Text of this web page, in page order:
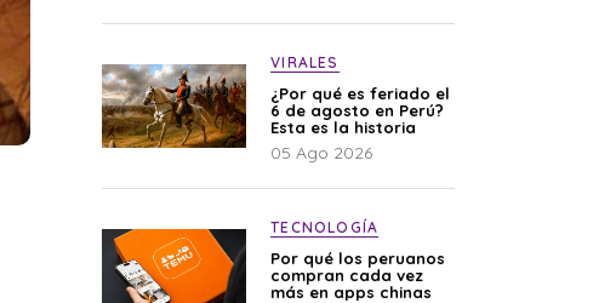
VIRALES
¿Por qué es feriado el
6 de agosto en Perú?
Esta es la historia
05 Ago 2026
TECNOLOGÍA
Por qué los peruanos
compran cada vez
más en apps chinas